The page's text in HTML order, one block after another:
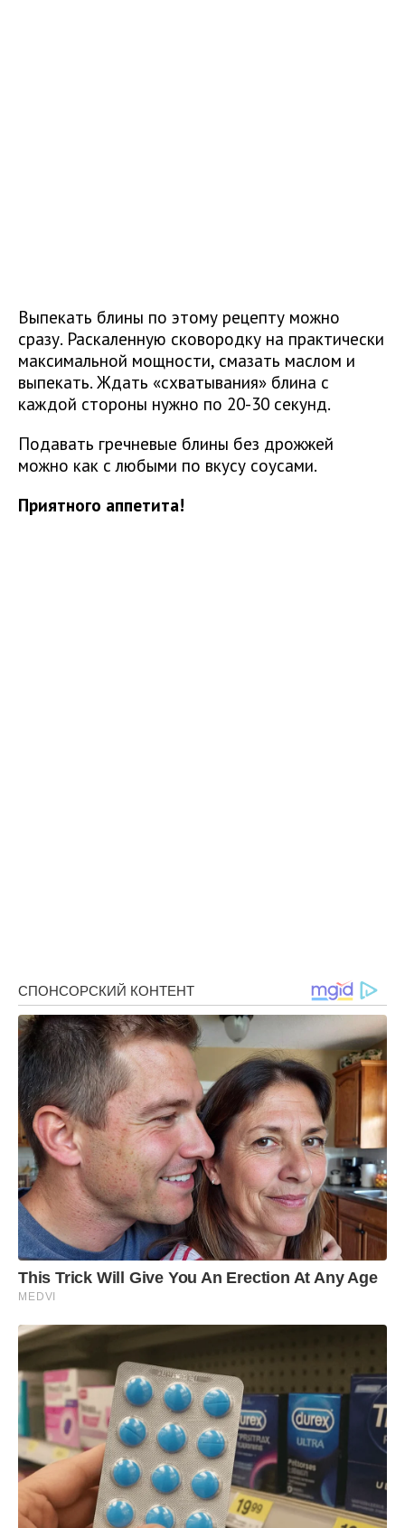
Выпекать блины по этому рецепту можно
сразу. Раскаленную сковородку на практически
максимальной мощности, смазать маслом и
выпекать. Ждать «схватывания» блина с
каждой стороны нужно по 20-30 секунд.
Подавать гречневые блины без дрожжей
можно как с любыми по вкусу соусами.
Приятного аппетита!